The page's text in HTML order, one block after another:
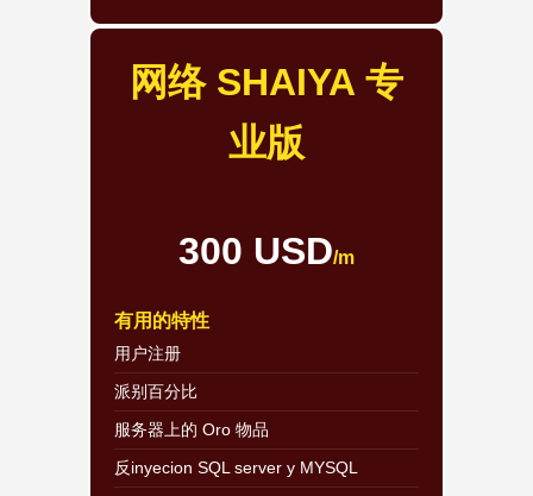
网络 SHAIYA 专
业版
300 USD/m
有用的特性
用户注册
派别百分比
服务器上的 Oro 物品
反inyecion SQL server y MYSQL